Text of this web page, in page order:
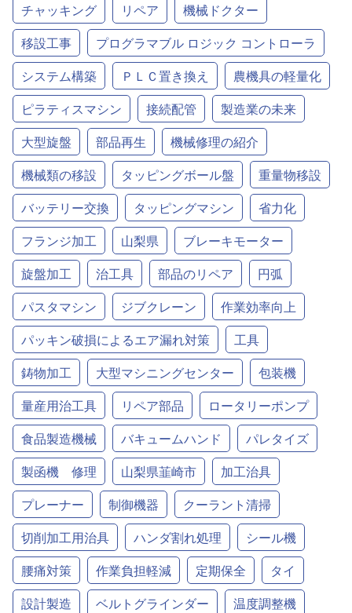
チャッキング
リペア
機械ドクター
移設工事
プログラマブル ロジック コントローラ
システム構築
ＰＬＣ置き換え
農機具の軽量化
ピラティスマシン
接続配管
製造業の未来
大型旋盤
部品再生
機械修理の紹介
機械類の移設
タッピングボール盤
重量物移設
バッテリー交換
タッピングマシン
省力化
フランジ加工
山梨県
ブレーキモーター
旋盤加工
治工具 部品のリペア
円弧
パスタマシン
ジブクレーン
作業効率向上
パッキン破損によるエア漏れ対策
工具
鋳物加工
大型マシニングセンター
包装機
量産用治工具
リペア部品
ロータリーポンプ
食品製造機械
バキュームハンド
パレタイズ
製函機 修理
山梨県韮崎市
加工治具
プレーナー
制御機器
クーラント清掃
切削加工用治具
ハンダ割れ処理
シール機
腰痛対策
作業負担軽減 定期保全
タイ
設計製造
ベルトグラインダー
温度調整機